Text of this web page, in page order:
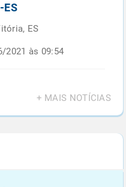
ES
ES
2021 às 09:54
+ MAIS NOTÍCIAS